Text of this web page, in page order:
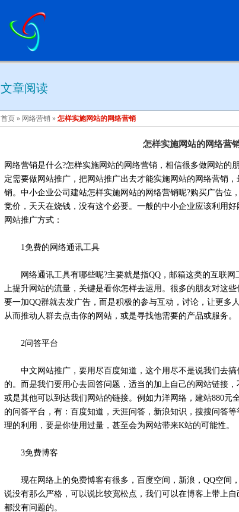
文章阅读
首页 » 网络营销 » 怎样实施网站的网络营销
怎样实施网站的网络营
网络营销是什么?怎样实施网站的网络营销，相信很多做网站的
定需要做网站推广，把网站推广出去才能实施网站的网络营销
销。中小企业公司建站怎样实施网站的网络营销呢?购买广告位
竞价，天天在烧钱，没有这个必要。一般的中小企业应该利用
网站推广方式：
1免费的网络通讯工具
网络通讯工具有哪些呢?主要就是指QQ，邮箱这类的互联网
上提升网站的流量，关键是看你怎样去运用。很多的朋友对这
要一加QQ群就去发广告，而是积极的参与互动，讨论，让更多
从而推动人群去点击你的网站，或是寻找他需要的产品或服务。
2问答平台
中文网站推广，要用尽百度知道，这个用尽不是说我们去搞
的。而是我们要用心去回答问题，适当的加上自己的网站链接
或是其他可以到达我们网站的链接。例如力洋网络，建站880元
的问答平台，有：百度知道，天涯问答，新浪知识，搜搜问答
理的利用，要是你使用过量，甚至会为网站带来K站的可能性。
3免费博客
现在网络上的免费博客有很多，百度空间，新浪，QQ空间
说没有那么严格，可以说比较宽松点，我们可以在博客上带上
都没有问题的。